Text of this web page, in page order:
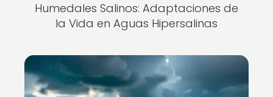
Humedales Salinos: Adaptaciones de
la Vida en Aguas Hipersalinas